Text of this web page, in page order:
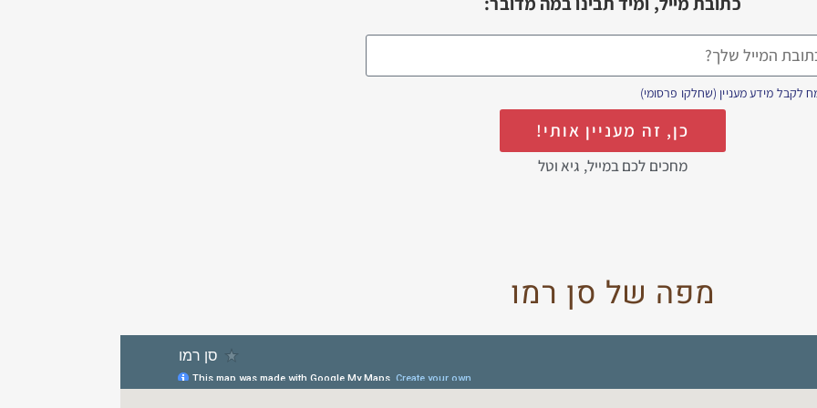
לקבל מידע מעניין (שחלקו פרסומי)
כן, זה מעניין אותי!
מחכים לכם במייל, גיא וטל
מפה של סן רמו